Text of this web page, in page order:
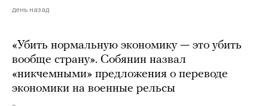
день назад
«Убить нормальную экономику — это убить
вообще страну». Собянин назвал
«никчемными» предложения о переводе
экономики на военные рельсы